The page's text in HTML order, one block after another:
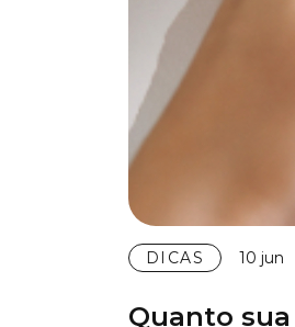
DICAS 10 jun
Quanto